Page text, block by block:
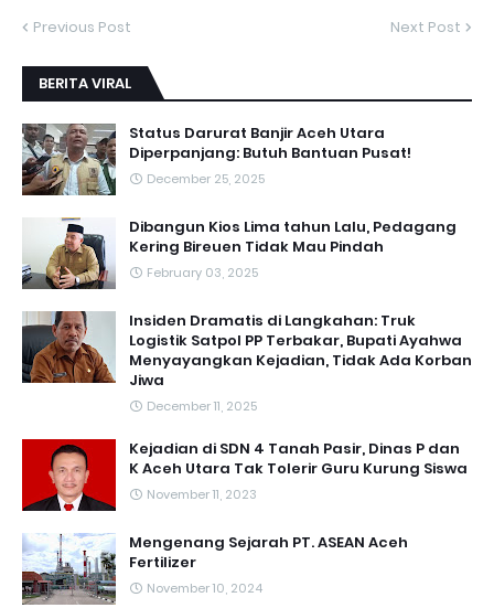
Previous Post Next Post
BERITA VIRAL
Status Darurat Banjir Aceh Utara
Diperpanjang: Butuh Bantuan Pusat!
December 25, 2025
Dibangun Kios Lima tahun Lalu, Pedagang
Kering Bireuen Tidak Mau Pindah
February 03, 2025
Insiden Dramatis di Langkahan: Truk
Logistik Satpol PP Terbakar, Bupati Ayahwa
Menyayangkan Kejadian, Tidak Ada Korban
Jiwa
December 11, 2025
Kejadian di SDN 4 Tanah Pasir, Dinas P dan
K Aceh Utara Tak Tolerir Guru Kurung Siswa
November 11, 2023
Mengenang Sejarah PT. ASEAN Aceh
Fertilizer
November 10, 2024